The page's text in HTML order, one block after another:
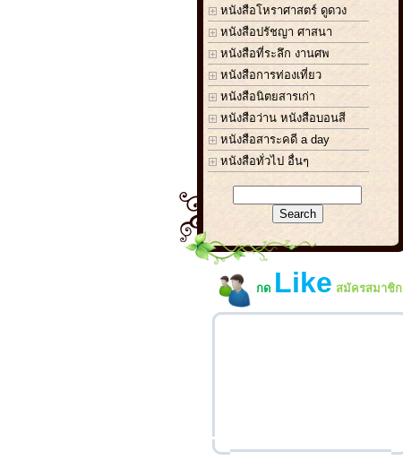
หนังสือโหราศาสตร์ ดูดวง
หนังสือปรัชญา ศาสนา
หนังสือที่ระลึก งานศพ
หนังสือการท่องเที่ยว
หนังสือนิตยสารเก่า
หนังสือว่าน หนังสือบอนสี
หนังสือสาระคดี a day
หนังสือทั่วไป อื่นๆ
กด Like สมัครสมาชิก